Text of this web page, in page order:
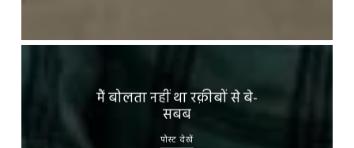
मैं बोलता नहीं था रक़ीबों से बे-
सबब
पोस्ट देखें